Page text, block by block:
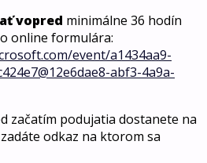
vopred minimálne 36 hodín
online formulára:
event/a1434aa9-
abf3-4a9a-
začatím podujatia dostanete na
odkaz na ktorom sa